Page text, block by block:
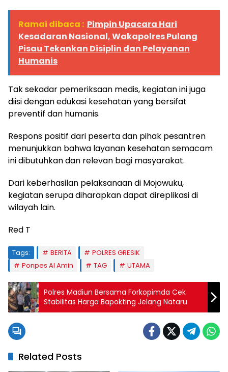
Ramai dibaca : Pimpin Upacara Hari
Kesadaran Nasional, Wakapolres Pulang
Pisau Tekankan Disiplin dan Pelayanan
Humanis
Tak sekadar pemeriksaan medis, kegiatan ini juga
diisi dengan edukasi kesehatan yang bersifat
preventif dan humanis.
Respons positif dari peserta dan pihak pesantren
menunjukkan bahwa layanan kesehatan semacam
ini dibutuhkan dan relevan bagi masyarakat.
Dari keberhasilan pelaksanaan di Mojowuku,
kegiatan serupa diharapkan dapat direplikasi di
wilayah lain.
Red T
Tags: BERITA
POLRES GRESIK
Ponpes Al Amin
TAG UTAMA
Polres Madiun Bersama Forkopimda Cek
Stabilitas Harga Bapokting Jelang Nataru
Related Posts